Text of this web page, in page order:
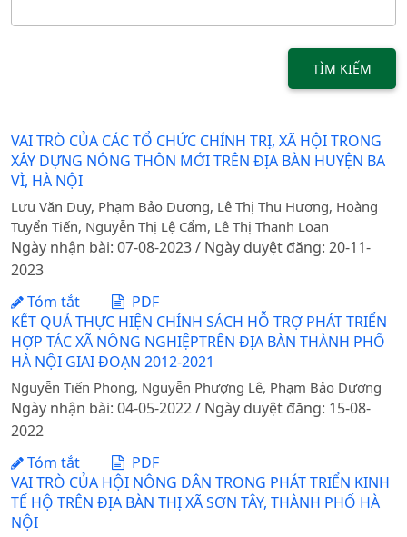
TÌM KIẾM
VAI TRÒ CỦA CÁC TỔ CHỨC CHÍNH TRỊ, XÃ HỘI TRONG
XÂY DỰNG NÔNG THÔN MỚI TRÊN ĐỊA BÀN HUYỆN BA
VÌ, HÀ NỘI
Lưu Văn Duy, Phạm Bảo Dương, Lê Thị Thu Hương, Hoàng
Tuyển Tiến, Nguyễn Thị Lệ Cẩm, Lê Thị Thanh Loan
Ngày nhận bài: 07-08-2023 / Ngày duyệt đăng: 20-11-
2023
Tóm tắt
PDF
KẾT QUẢ THỰC HIỆN CHÍNH SÁCH HỖ TRỢ PHÁT TRIỂN
HỢP TÁC XÃ NÔNG NGHIỆPTRÊN ĐỊA BÀN THÀNH PHỐ
HÀ NỘI GIAI ĐOẠN 2012-2021
Nguyễn Tiến Phong, Nguyễn Phượng Lê, Phạm Bảo Dương
Ngày nhận bài: 04-05-2022 / Ngày duyệt đăng: 15-08-
2022
Tóm tắt
PDF
VAI TRÒ CỦA HỘI NÔNG DÂN TRONG PHÁT TRIỂN KINH
TẾ HỘ TRÊN ĐỊA BÀN THỊ XÃ SƠN TÂY, THÀNH PHỐ HÀ
NỘI